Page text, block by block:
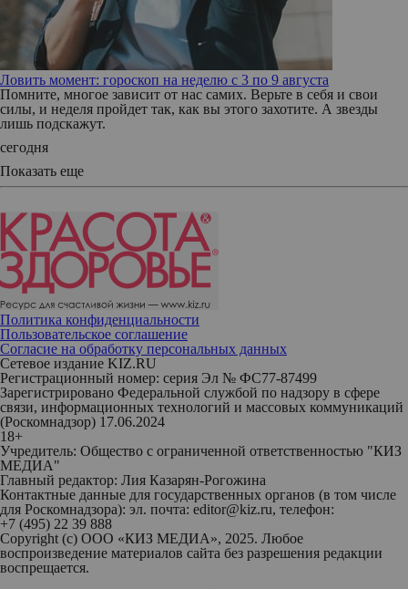
Ловить момент: гороскоп на неделю с 3 по 9 августа
Помните, многое зависит от нас самих. Верьте в себя и свои
силы, и неделя пройдет так, как вы этого захотите. А звезды
лишь подскажут.
сегодня
Показать еще
Политика конфиденциальности
Пользовательское соглашение
Согласие на обработку персональных данных
Сетевое издание KIZ.RU
Регистрационный номер: серия Эл № ФС77-87499
Зарегистрировано Федеральной службой по надзору в сфере
связи, информационных технологий и массовых коммуникаций
(Роскомнадзор) 17.06.2024
18+
Учредитель: Общество с ограниченной ответственностью "КИЗ
МЕДИА"
Главный редактор: Лия Казарян-Рогожина
Контактные данные для государственных органов (в том числе
для Роскомнадзора): эл. почта: editor@kiz.ru, телефон:
+7 (495) 22 39 888
Copyright (с) ООО «КИЗ МЕДИА», 2025. Любое
воспроизведение материалов сайта без разрешения редакции
воспрещается.